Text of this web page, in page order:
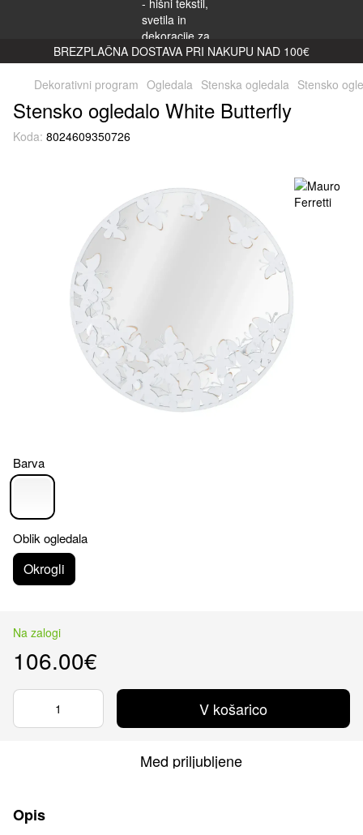
BREZPLAČNA DOSTAVA PRI NAKUPU NAD 100€
Dekorativni program Ogledala Stenska ogledala Stensko
Stensko ogledalo White Butterfly
Koda: 8024609350726
Barva
Oblik ogledala
Okrogli
Na zalogi
106.00€
V košarico
Med priljubljene
Opis